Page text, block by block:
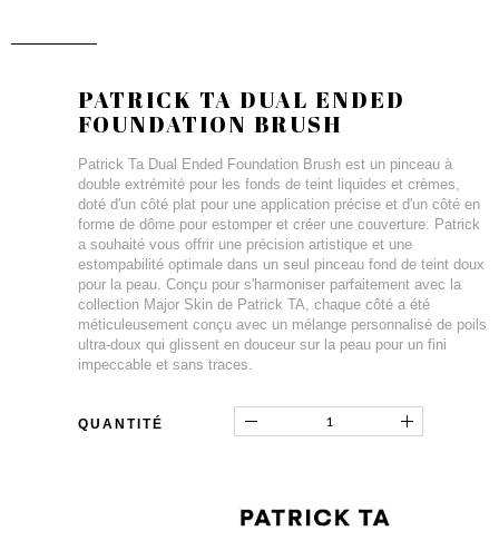
PATRICK TA DUAL ENDED
FOUNDATION BRUSH
Patrick Ta Dual Ended Foundation Brush est un pinceau à
double extrémité pour les fonds de teint liquides et crèmes,
doté d'un côté plat pour une application précise et d'un côté en
forme de dôme pour estomper et créer une couverture. Patrick
a souhaité vous offrir une précision artistique et une
estompabilité optimale dans un seul pinceau fond de teint doux
pour la peau. Conçu pour s'harmoniser parfaitement avec la
collection Major Skin de Patrick TA, chaque côté a été
méticuleusement conçu avec un mélange personnalisé de poils
ultra-doux qui glissent en douceur sur la peau pour un fini
impeccable et sans traces.
QUANTITÉ